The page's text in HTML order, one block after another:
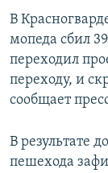
поискуИНФОГРАФИКА
ТЕЛЕПРОЕКТ
СОВЕТЫ
ПРОПАВШИЕ
ПОБЕДИТЕЛЕЙ
КАК ОБОЙТИ
Українською
Qırımtatar
В
мопеда сбил
переходил
переходу, и
сообщает
В результате
пешехода